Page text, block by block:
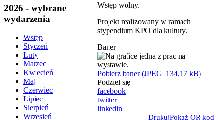
2026 - wybrane
wydarzenia
Wstęp
Styczeń
Luty
Marzec
Kwiecień
Maj
Czerwiec
Lipiec
Sierpień
Wrzesień
Wstęp wolny.
Projekt realizowany w ramach
stypendium KPO dla kultury.
Baner
Pobierz baner (JPEG, 134,17 kB)
Podziel się
facebook
twitter
linkedin
DrukujPokaż QR kod